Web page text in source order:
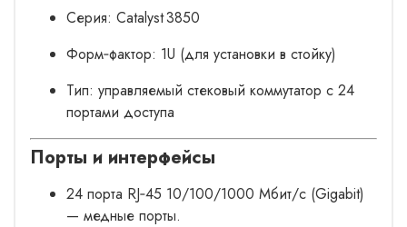
Серия: Catalyst 3850
Форм‑фактор: 1U (для установки в стойку)
Тип: управляемый стековый коммутатор с 24
портами доступа
Порты и интерфейсы
24 порта RJ‑45 10/100/1000 Мбит/с (Gigabit)
— медные порты.